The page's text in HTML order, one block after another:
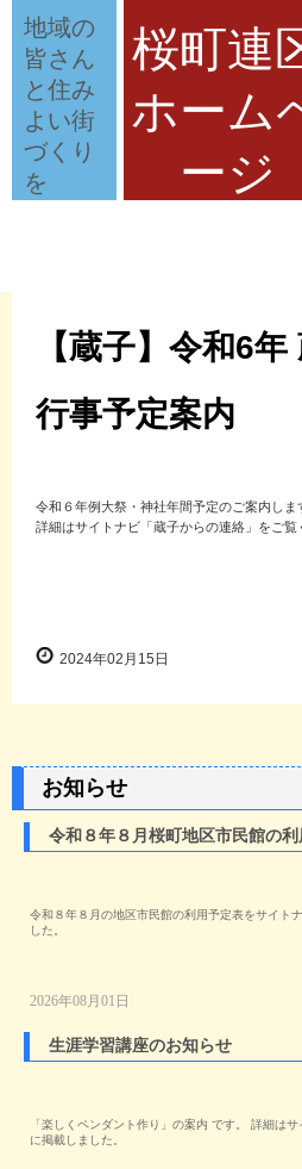
桜町連
ホーム
ージ
地域の
皆さん
と住み
よい街
づくり
を
【蔵子】令和6
行事予定案内
令和６年例大祭・神社年間予定のご案内しま
詳細はサイトナビ「蔵子からの連絡」をご覧
2024年02月15日
お知らせ
令和８年８月桜町地区市民館の利
令和８年８月の地区市民館の利用予定表をサイト
した。
2026年08月01日
生涯学習講座のお知らせ
「楽しくペンダント作り」の案内 です。 詳細は
に掲載しました。